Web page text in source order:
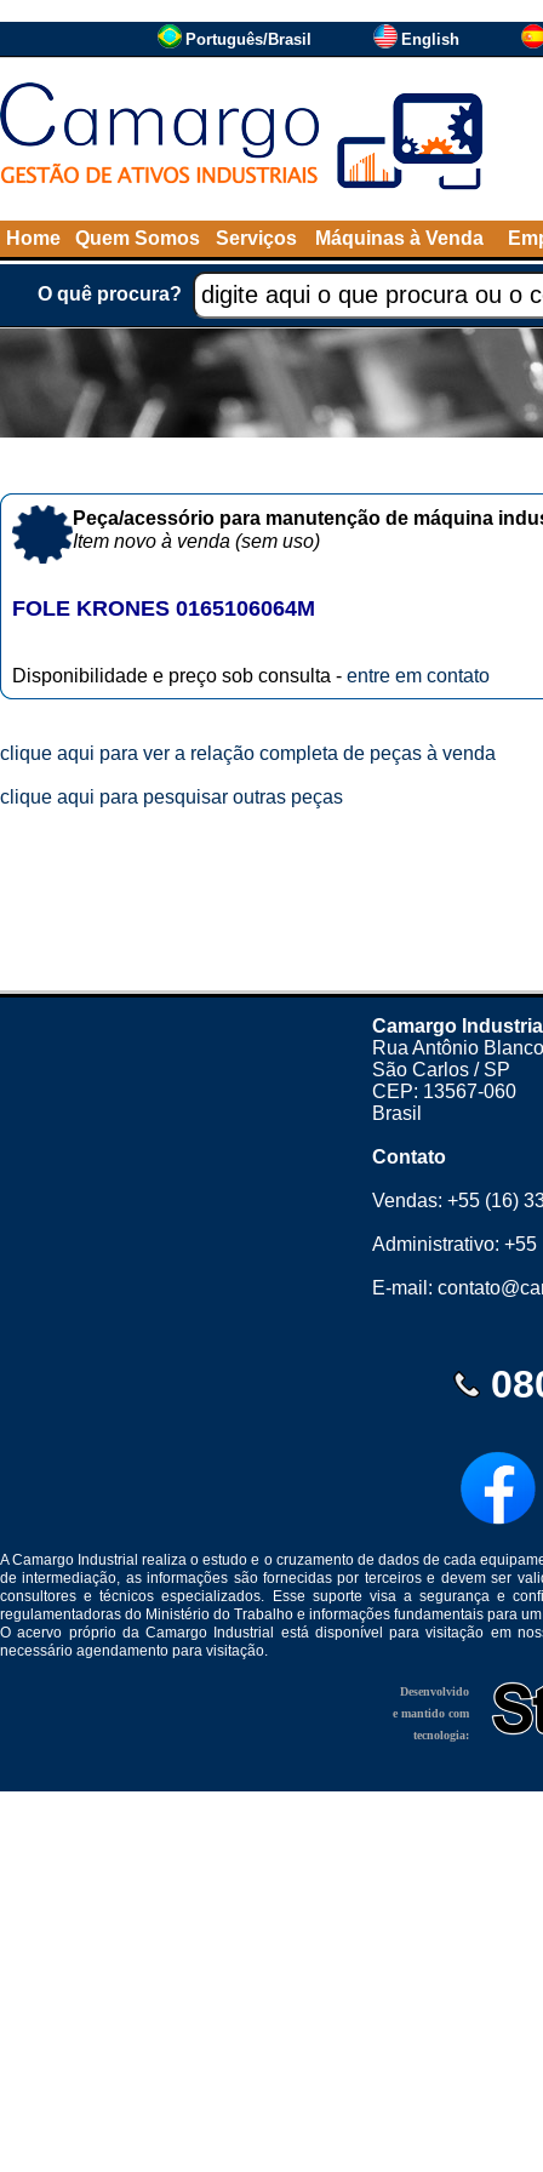
Português/Brasil English
Home Quem Somos Serviços Máquinas à Venda
O quê procura?
Peça/acessório para manutenção de máquina
Item novo à venda (sem uso)
FOLE KRONES 0165106064M
Disponibilidade e preço sob consulta - entre em contato
clique aqui para ver a relação completa de peças à venda
clique aqui para pesquisar outras peças
Camargo
Rua Antônio
São Carlos / SP
CEP: 13567-060
Brasil
Contato
Vendas:+55 (16)
Administrativo:+55
E-mail:
A Camargo Industrial realiza o estudo e o cruzamento de dados de cada
de intermediação, as informações são fornecidas por terceiros e devem ser
consultores e técnicos especializados. Esse suporte visa a segurança e
regulamentadoras do Ministério do Trabalho e informações fundamentais para
O acervo próprio da Camargo Industrial está disponível para visitação em
necessário agendamento para visitação.
Desenvolvido
e mantido com
tecnologia: